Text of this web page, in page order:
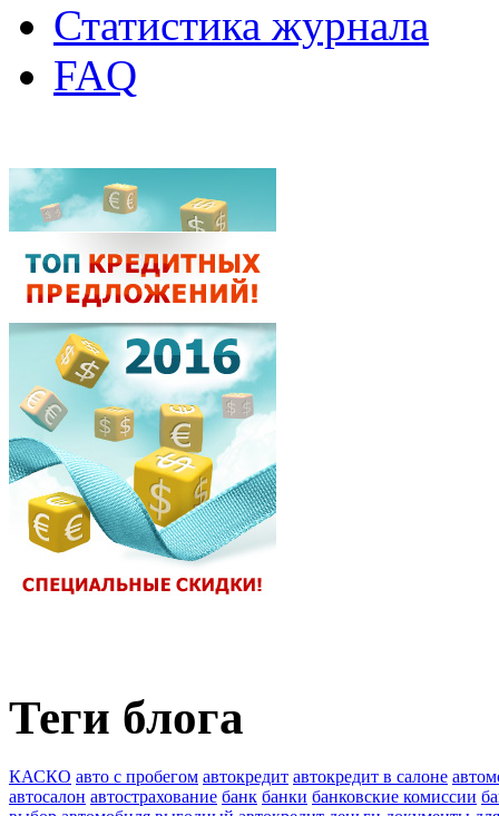
Статистика журнала
FAQ
Теги блога
КАСКО авто с пробегом автокредит автокредит в салоне
автосалон автострахование банк банки банковские комиссии